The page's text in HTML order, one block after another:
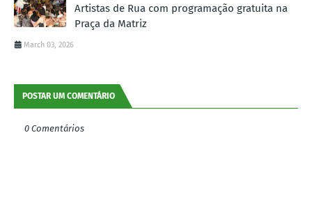
Artistas de Rua com programação gratuita na
Praça da Matriz
March 03, 2026
POSTAR UM COMENTÁRIO
0 Comentários